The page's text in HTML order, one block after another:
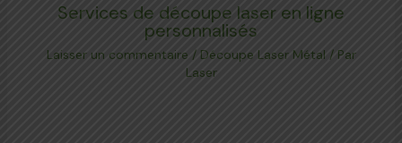
Services de découpe laser en ligne
personnalisés
Laisser un commentaire / Découpe Laser Métal / Par
Laser